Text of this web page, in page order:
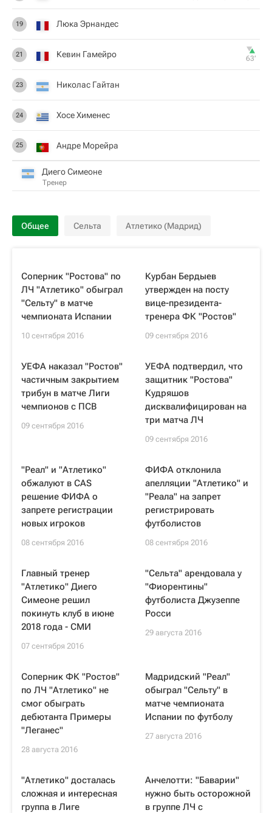
19 Люка Эрнандес
21 Кевин Гамейро 63‎’‎
23 Николас Гайтан
24 Хосе Хименес
25 Андре Морейра
Диего Симеоне
Тренер
Общее Сельта Атлетико (Мадрид)
Соперник "Ростова" по
ЛЧ "Атлетико" обыграл
"Сельту" в матче
чемпионата Испании
10 сентября 2016
Курбан Бердыев
утвержден на посту
вице-президента-
тренера ФК "Ростов"
09 сентября 2016
УЕФА наказал "Ростов"
частичным закрытием
трибун в матче Лиги
чемпионов с ПСВ
09 сентября 2016
УЕФА подтвердил, что
защитник "Ростова"
Кудряшов
дисквалифицирован на
три матча ЛЧ
09 сентября 2016
"Реал" и "Атлетико"
обжалуют в CAS
решение ФИФА о
запрете регистрации
новых игроков
08 сентября 2016
ФИФА отклонила
апелляции "Атлетико" и
"Реала" на запрет
регистрировать
футболистов
08 сентября 2016
Главный тренер
"Атлетико" Диего
Симеоне решил
покинуть клуб в июне
2018 года - СМИ
07 сентября 2016
"Сельта" арендовала у
"Фиорентины"
футболиста Джузеппе
Росси
29 августа 2016
Соперник ФК "Ростов"
по ЛЧ "Атлетико" не
смог обыграть
дебютанта Примеры
"Леганес"
28 августа 2016
Мадридский "Реал"
обыграл "Сельту" в
матче чемпионата
Испании по футболу
27 августа 2016
"Атлетико" досталась
сложная и интересная
группа в Лиге
Анчелотти: "Баварии"
нужно быть осторожной
в группе ЛЧ с